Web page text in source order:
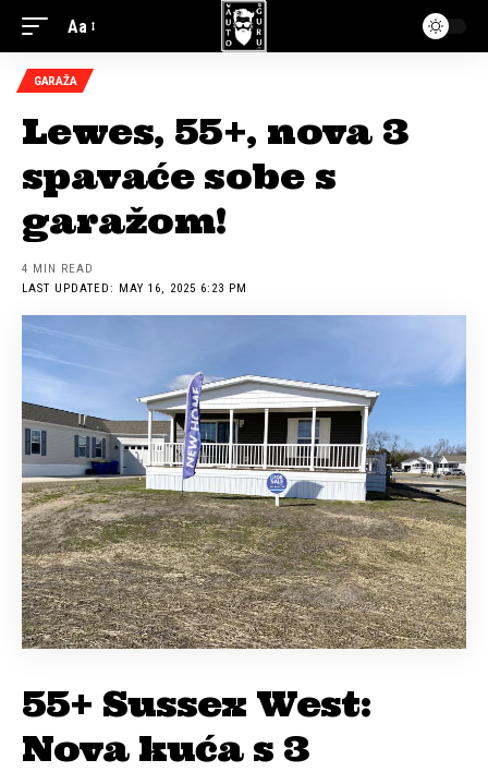
Aa
GARAŽA
Lewes, 55+, nova 3
spavaće sobe s
garažom!
LAST UPDATED: MAY 16, 2025 6:23 PM
4 MIN READ
55+ Sussex West:
Nova kuća s 3